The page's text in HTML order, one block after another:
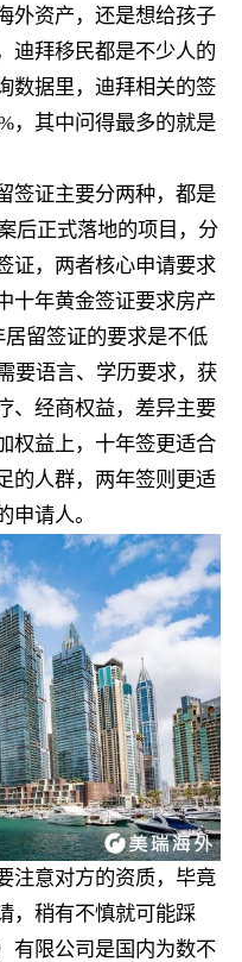
外资产，还是想给孩子
迪拜移民都是不少人的
数据里，迪拜相关的签
，其中问得最多的就是
签证主要分两种，都是
后正式落地的项目，分
证，两者核心申请要求
十年黄金签证要求房产
留签证的要求是不低
要语言、学历要求，获
、经商权益，差异主要
权益上，十年签更适合
的人群，两年签则更适
申请人。
注意对方的资质，毕竟
，稍有不慎就可能踩
有限公司是国内为数不